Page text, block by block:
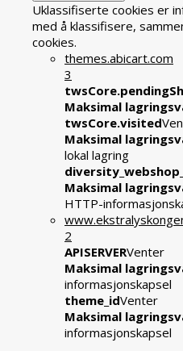
Uklassifiserte cookies er
med å klassifisere,
cookies.
themes.abicart.com
3
Maksimal
twsCore.visited
Maksimal
lokal lagring
Maksimal
HTTP-
2
APISERVERVenter
Maksimal
informasjonskapsel
theme_idVenter
Maksimal
informasjonskapsel